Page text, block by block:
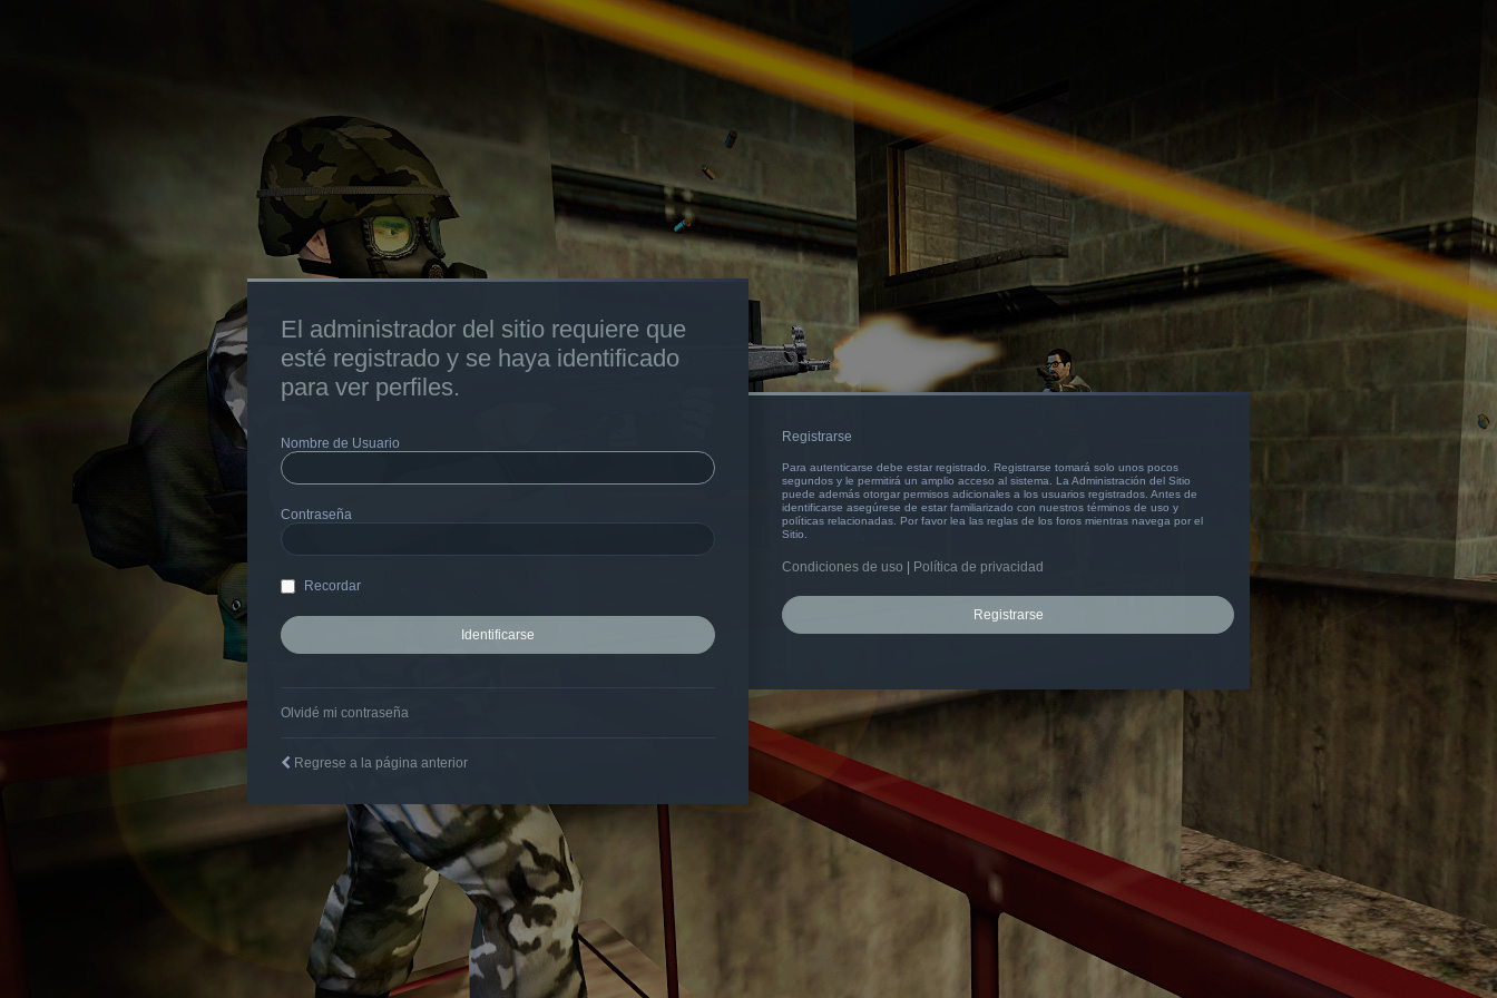
El administrador del sitio requiere que
esté registrado y se haya identificado
para ver perfiles.
Nombre de Usuario
Contraseña
Recordar
Olvidé mi contraseña
Regrese a la página anterior
Registrarse
Para autenticarse debe estar registrado. Registrarse tomará solo unos pocos
segundos y le permitirá un amplio acceso al sistema. La Administración del Sitio
puede además otorgar permisos adicionales a los usuarios registrados. Antes de
identificarse asegúrese de estar familiarizado con nuestros términos de uso y
políticas relacionadas. Por favor lea las reglas de los foros mientras navega por el
Sitio.
Condiciones de uso | Política de privacidad
Registrarse